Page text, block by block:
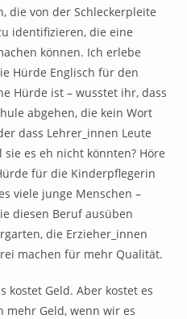
die von der Schleckerpleite
identifizieren, die eine
können. Ich erlebe
Hürde Englisch für den
Hürde ist – wusstet ihr, dass
abgehen, die kein Wort
dass Lehrer_innen Leute
es eh nicht könnten? Höre
für die Kinderpflegerin
viele junge Menschen –
diesen Beruf ausüben
die Erzieher_innen
machen für mehr Qualität.
kostet Geld. Aber kostet es
mehr Geld, wenn wir es